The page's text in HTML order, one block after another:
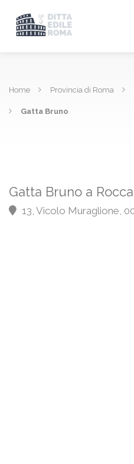
Home Provincia di Roma
Gatta Bruno
Gatta Bruno a
13, Vicolo Muraglione,